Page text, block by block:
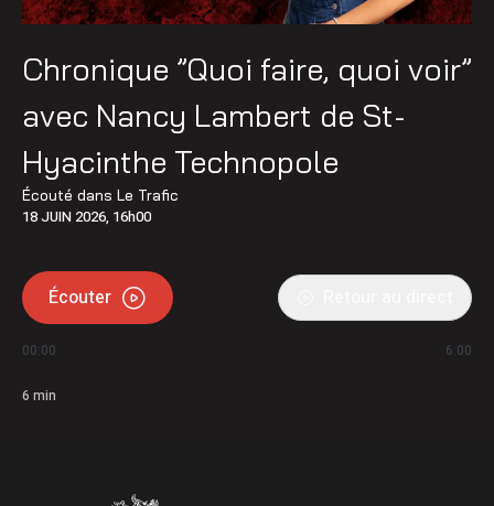
Chronique ”Quoi faire, quoi voir”
avec Nancy Lambert de St-
Hyacinthe Technopole
Écouté dans Le Trafic
18 JUIN 2026, 16h00
Écouter
00:00 6:00
6 min